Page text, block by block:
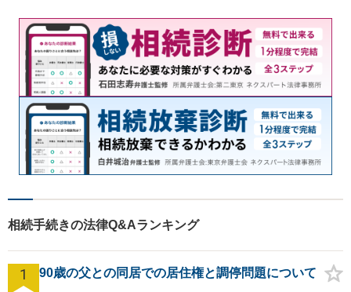
相続手続きの法律Q&Aランキング
1 90歳の父との同居での居住権と調停問題について